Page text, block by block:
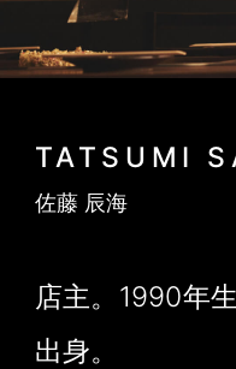
TATSUMI
佐藤 辰海
店主。1990年
出身。